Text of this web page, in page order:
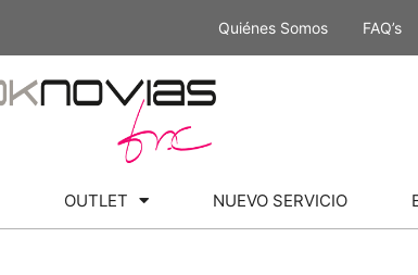
Quiénes Somos FAQ’s
OUTLET NUEVO SERVICIO